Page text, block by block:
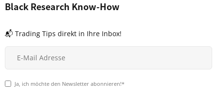
Black Research Know-How
📬 Trading Tips direkt in Ihre Inbox!
Ja, ich möchte den Newsletter abonnieren!*